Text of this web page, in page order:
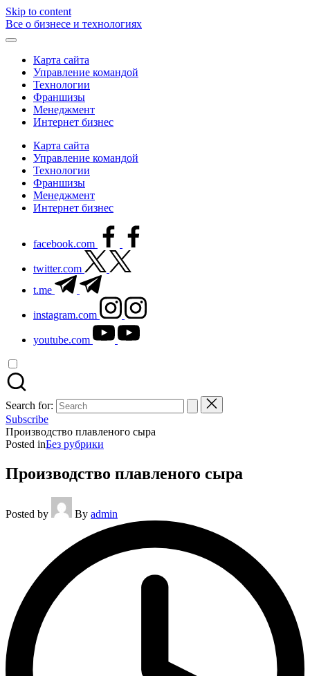
Skip to content
Все о бизнесе и технологиях
Карта сайта
Управление командой
Технологии
Франшизы
Менеджмент
Интернет бизнес
Карта сайта
Управление командой
Технологии
Франшизы
Менеджмент
Интернет бизнес
facebook.com
twitter.com
t.me
instagram.com
youtube.com
Search for:
Subscribe
Производство плавленого сыра
Posted inБез рубрики
Производство плавленого сыра
Posted by By admin